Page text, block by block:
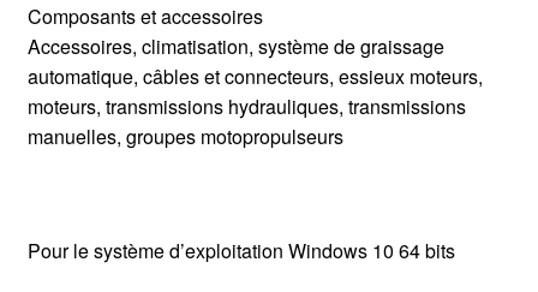
Composants et accessoires
Accessoires, climatisation, système de graissage
automatique, câbles et connecteurs, essieux moteurs,
moteurs, transmissions hydrauliques, transmissions
manuelles, groupes motopropulseurs
Pour le système d’exploitation Windows 10 64 bits